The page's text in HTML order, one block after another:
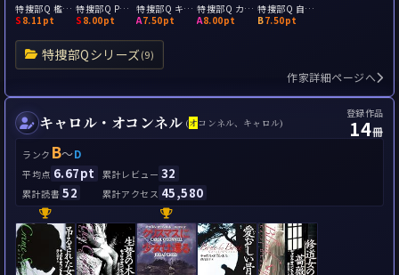
特捜部Qシリーズ(9)
特捜部Q 檻の中の女
S 8.11pt
特捜部Q Pからのメッセージ
S 8.00pt
特捜部Q キジ殺し
A7.50pt
特捜部Q カルテ番号64
A8.00pt
特捜部Q 自撮りする女たち
B7.50pt
作家詳細ページへ
キャロル・オコンネル (オ コンネル、キャロル)
登録作品
14冊
ランク B～D
平均点 6.67pt 累計レビュー 32
累計読書 52 累計アクセス 45,580